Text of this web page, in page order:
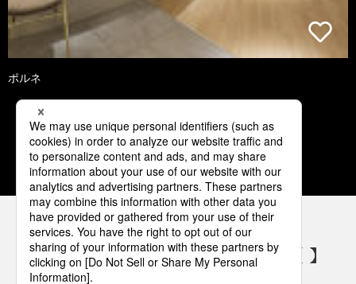
ポルネ
3 4 5 6 7
パナソニックの電気設備 SNSアカウント